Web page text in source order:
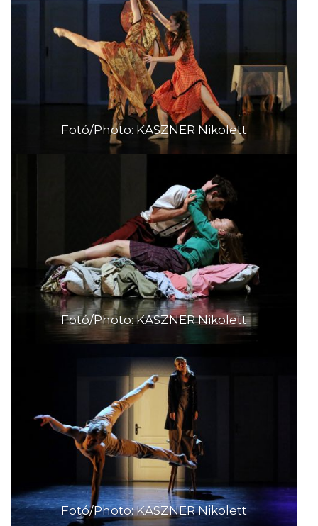
Fotó/Photo: KASZNER Nikolett
Fotó/Photo: KASZNER Nikolett
Fotó/Photo: KASZNER Nikolett